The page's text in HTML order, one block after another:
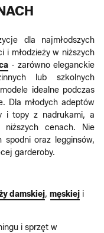
dla najmłodszych
i młodzieży w niższych
- zarówno eleganckie
lub szkolnych
idealne podczas
Dla młodych adeptów
i topy z nadrukami, a
cenach. Nie
spodni oraz legginsów,
garderoby.
damskiej, męskiej i
i sprzęt w